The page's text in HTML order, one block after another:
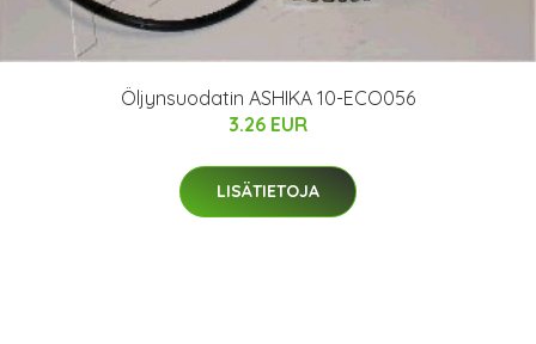
Öljynsuodatin ASHIKA 10-ECO056
3.26 EUR
LISÄTIETOJA